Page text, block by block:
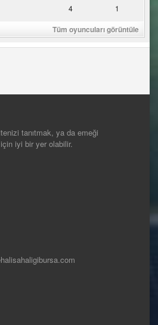
4 1
Tüm oyuncuları görüntüle
tanıtmak, ya da emeği
iyi bir yer olabilir.